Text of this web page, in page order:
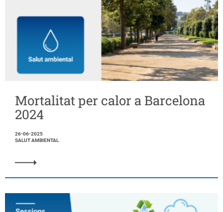
Mortalitat per calor a Barcelona
2024
26-06-2025
SALUT AMBIENTAL